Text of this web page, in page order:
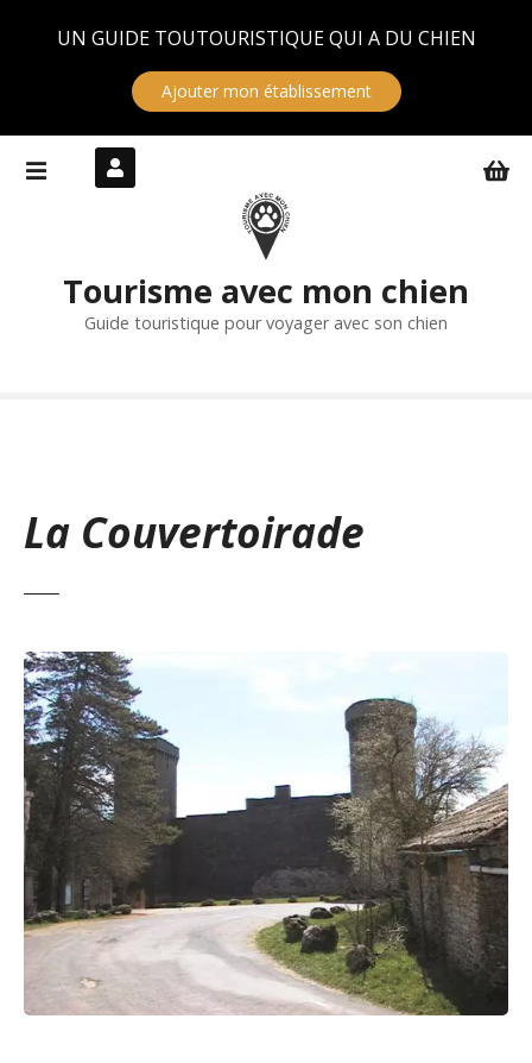
UN GUIDE TOUTOURISTIQUE QUI A DU CHIEN
Ajouter mon établissement
Tourisme avec mon chien
Guide touristique pour voyager avec son chien
La Couvertoirade